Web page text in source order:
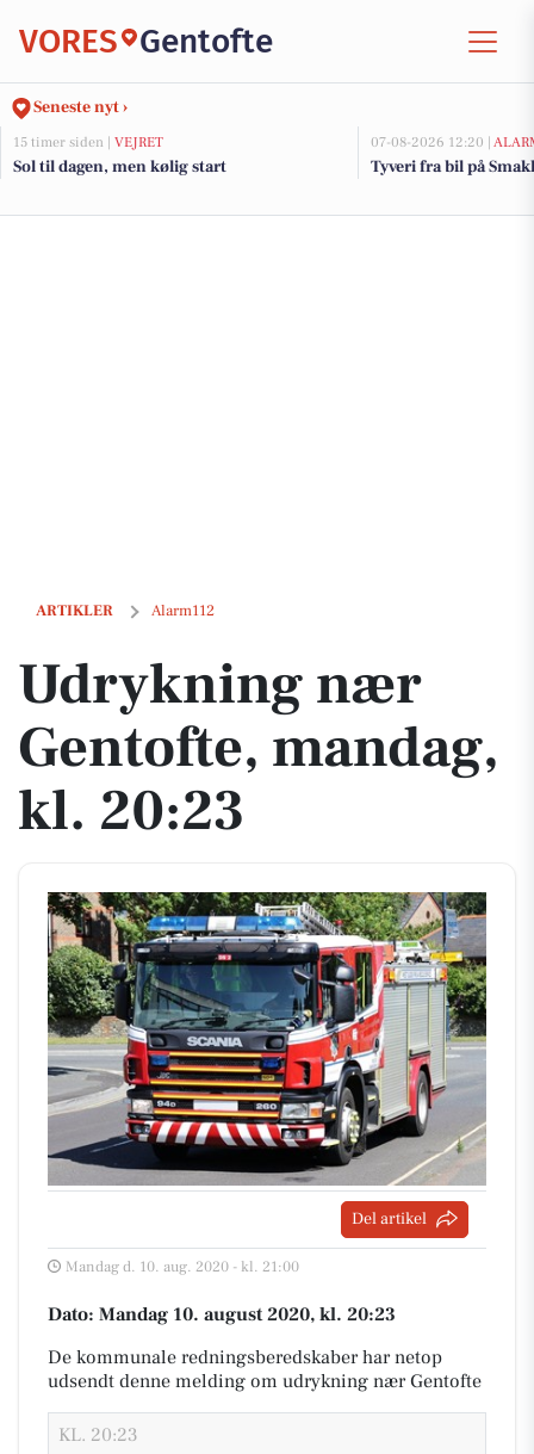
VORES Gentofte
Seneste nyt ›
15 timer siden | VEJRET
Sol til dagen, men kølig start
07-08-2026 12:20 |
Tyveri fra bil på
ARTIKLER Alarm112
Udrykning nær Gentofte, mandag, kl. 20:23
Udrykning nær
Gentofte, mandag,
kl. 20:23
Del artikel
Mandag d. 10. aug. 2020 - kl. 21:00
Dato: Mandag 10. august 2020, kl. 20:23
De kommunale redningsberedskaber har netop
udsendt denne melding om udrykning nær Gentofte
KL. 20:23